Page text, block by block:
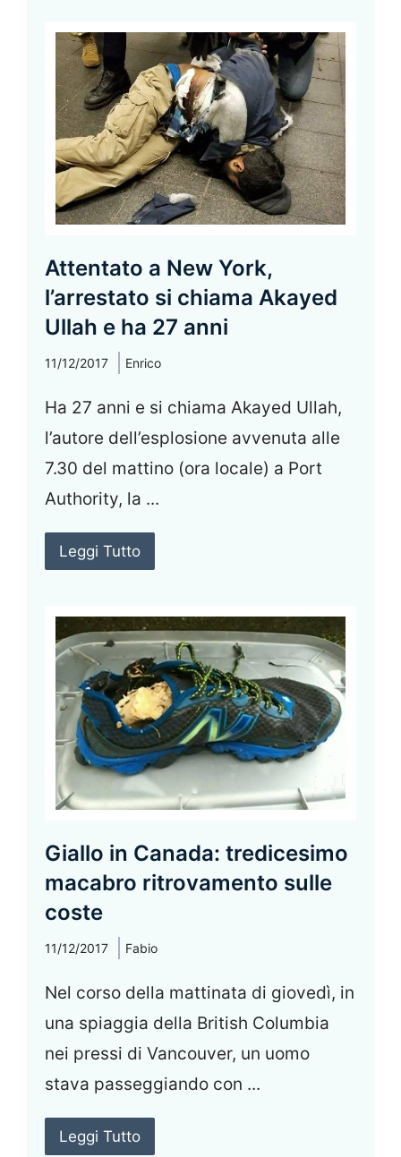
Attentato a New York,
l’arrestato si chiama Akayed
Ullah e ha 27 anni
11/12/2017 Enrico
Ha 27 anni e si chiama Akayed Ullah,
l’autore dell’esplosione avvenuta alle
7.30 del mattino (ora locale) a Port
Authority, la ...
Leggi Tutto
Giallo in Canada: tredicesimo
macabro ritrovamento sulle
coste
11/12/2017 Fabio
Nel corso della mattinata di giovedì, in
una spiaggia della British Columbia
nei pressi di Vancouver, un uomo
stava passeggiando con ...
Leggi Tutto